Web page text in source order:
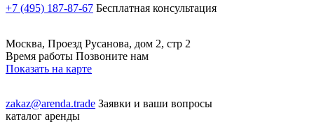
+7 (495) 187-87-67 Бесплатная консультация
Москва, Проезд Русанова, дом 2, стр 2
Время работы Позвоните нам
Показать на карте
zakaz@arenda.trade Заявки и ваши вопросы
каталог аренды